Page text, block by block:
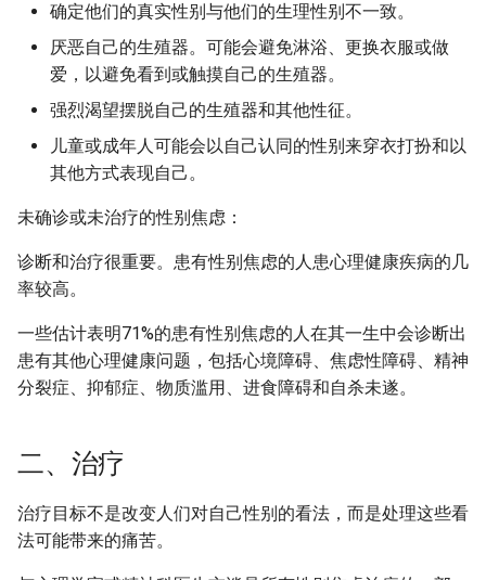
确定他们的真实性别与他们的生理性别不一致。
厌恶自己的生殖器。可能会避免淋浴、更换衣服或做
爱，以避免看到或触摸自己的生殖器。
强烈渴望摆脱自己的生殖器和其他性征。
儿童或成年人可能会以自己认同的性别来穿衣打扮和以
其他方式表现自己。
未确诊或未治疗的性别焦虑：
诊断和治疗很重要。患有性别焦虑的人患心理健康疾病的几
率较高。
一些估计表明71%的患有性别焦虑的人在其一生中会诊断出
患有其他心理健康问题，包括心境障碍、焦虑性障碍、精神
分裂症、抑郁症、物质滥用、进食障碍和自杀未遂。
二、治疗
治疗目标不是改变人们对自己性别的看法，而是处理这些看
法可能带来的痛苦。